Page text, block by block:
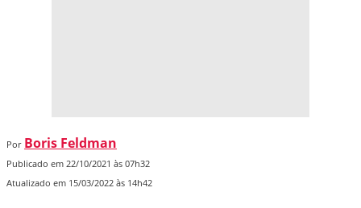
Por Boris Feldman
Publicado em 22/10/2021 às 07h32
Atualizado em 15/03/2022 às 14h42